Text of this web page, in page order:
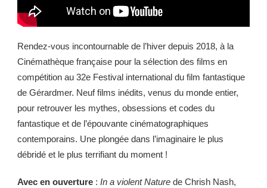
Rendez-vous incontournable de l’hiver depuis 2018, à la
Cinémathèque française pour la sélection des films en
compétition au 32e Festival international du film fantastique
de Gérardmer. Neuf films inédits, venus du monde entier,
pour retrouver les mythes, obsessions et codes du
fantastique et de l’épouvante cinématographiques
contemporains. Une plongée dans l’imaginaire le plus
débridé et le plus terrifiant du moment !
Avec en ouverture : In a violent Nature de Chrish Nash,